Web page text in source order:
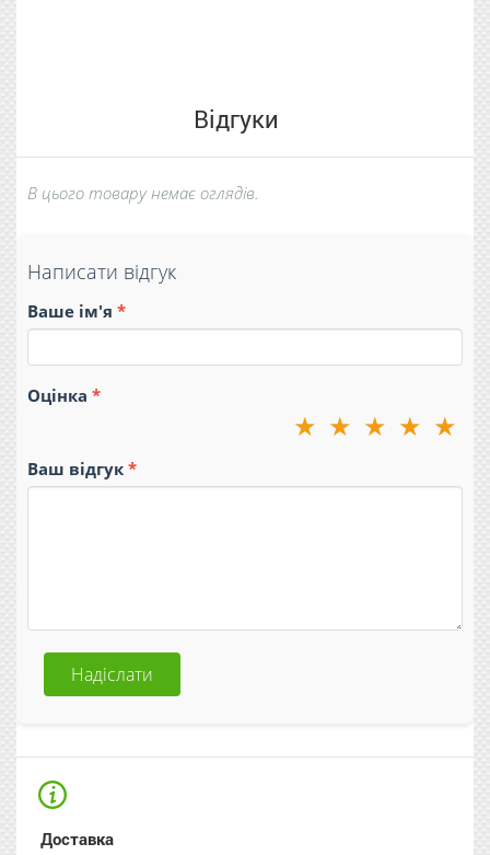
Відгуки
В цього товару немає оглядів.
Написати відгук
Ваше ім'я
Оцінка
★
★
★
★
★
Ваш відгук
Надіслати
Доставка